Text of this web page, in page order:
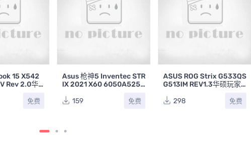
15 X542
Rev 2.0华
免费
Asus 枪神5 Inventec STR
IX 2021 X60 6050A5250
眼枪神4笔记本主板电路图
159 免费
ASUS ROG Strix G533QS
G513IM REV1.3华硕玩家
298
免费